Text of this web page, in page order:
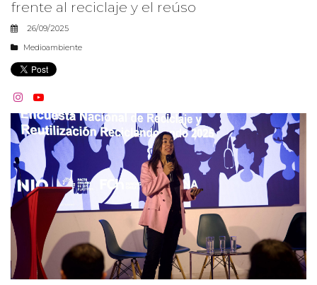
frente al reciclaje y el reúso
26/09/2025
Medioambiente
 